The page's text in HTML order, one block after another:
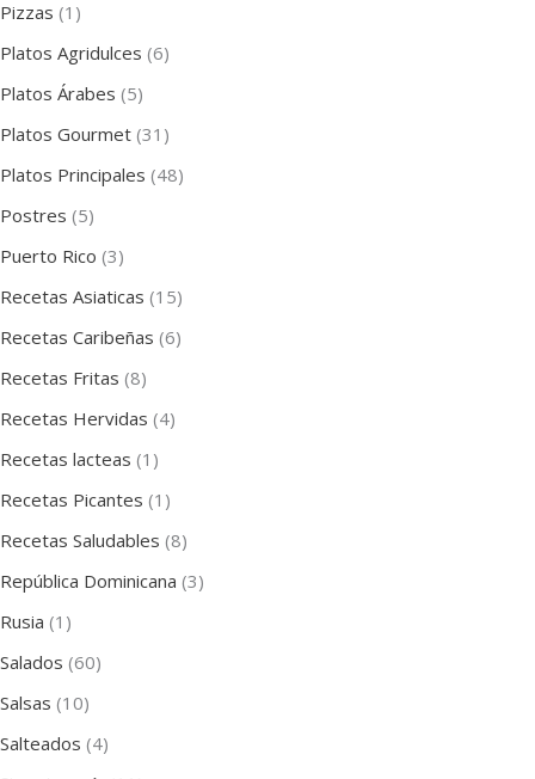
Pizzas (1)
Platos Agridulces (6)
Platos Árabes (5)
Platos Gourmet (31)
Platos Principales (48)
Postres (5)
Puerto Rico (3)
Recetas Asiaticas (15)
Recetas Caribeñas (6)
Recetas Fritas (8)
Recetas Hervidas (4)
Recetas lacteas (1)
Recetas Picantes (1)
Recetas Saludables (8)
República Dominicana (3)
Rusia (1)
Salados (60)
Salsas (10)
Salteados (4)